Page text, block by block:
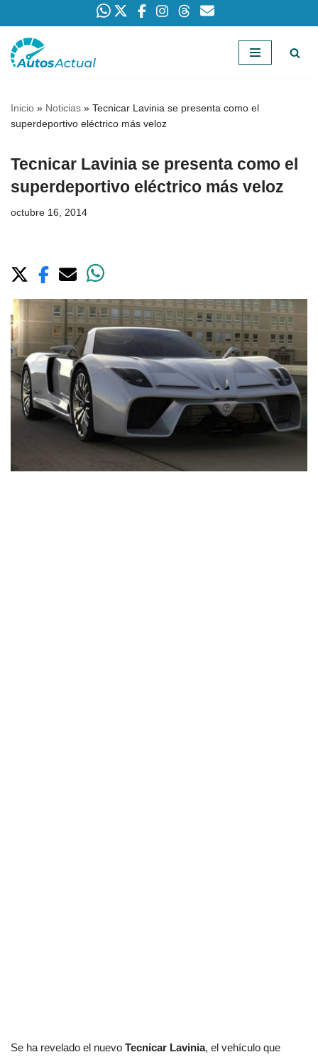
Saltar
Inicio » Noticias » Tecnicar Lavinia se presenta como el
superdeportivo eléctrico más veloz
Tecnicar Lavinia se presenta como el
superdeportivo eléctrico más veloz
octubre 16, 2014
Se ha revelado el nuevo Tecnicar Lavinia, el vehículo que